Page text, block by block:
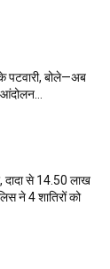
पटवारी, बोले—अब
आंदोलन…
दादा से 14.50 लाख
ने 4 शातिरों को